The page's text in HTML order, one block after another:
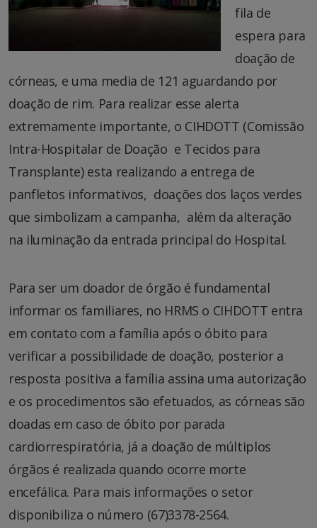
fila de
espera para
doação de
córneas, e uma media de 121 aguardando por
doação de rim. Para realizar esse alerta
extremamente importante, o CIHDOTT (Comissão
Intra-Hospitalar de Doação e Tecidos para
Transplante) esta realizando a entrega de
panfletos informativos, doações dos laços verdes
que simbolizam a campanha, além da alteração
na iluminação da entrada principal do Hospital.
Para ser um doador de órgão é fundamental
informar os familiares, no HRMS o CIHDOTT entra
em contato com a família após o óbito para
verificar a possibilidade de doação, posterior a
resposta positiva a família assina uma autorização
e os procedimentos são efetuados, as córneas são
doadas em caso de óbito por parada
cardiorrespiratória, já a doação de múltiplos
órgãos é realizada quando ocorre morte
encefálica. Para mais informações o setor
disponibiliza o número (67)3378-2564.